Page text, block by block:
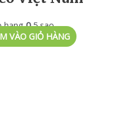
hạng05 sao
VÀO GIỎ HÀNG